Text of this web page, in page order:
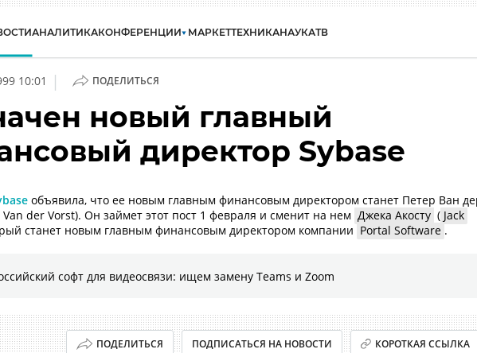
АНАЛИТИКАКОНФЕРЕНЦИИ МАРКЕТТЕХНИКАНАУКАТВ
10:01 | ПОДЕЛИТЬСЯ
новый главный
директор Sybase
объявила, что ее новым главным финансовым директором станет Петер Ван
Van der Vorst). Он займет этот пост 1 февраля и сменит на нем Джека Акосту ( Jack
станет новым главным финансовым директором компании Portal Software .
софт для видеосвязи: ищем замену Teams и Zoom
ПОДЕЛИТЬСЯ ПОДПИСАТЬСЯ НА НОВОСТИ КОРОТКАЯ ССЫЛКА